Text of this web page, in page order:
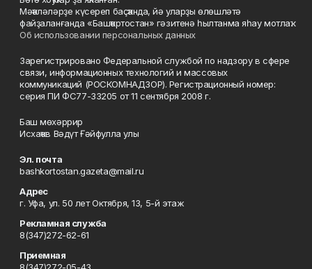
Мәҡәләләрҙе күсереп баҫҡанда, йә уларҙы өлөшләтә
файҙаланғанда «Башҡортостан» гәзитенә һылтанма яһау мотлаҡ.
Об использовании персональных данных
Зарегистрировано Федеральной службой по надзору в сфере
связи, информационных технологий и массовых
коммуникаций (РОСКОМНАДЗОР). Регистрационный номер:
серия ПИ ФС77-33205 от 11 сентября 2008 г.
Баш мөхәррир
Исхаҡов Вәдүт Ғәйфулла улы
Эл. почта
bashkortostan.gazeta@mail.ru
Адрес
г. Уфа, ул. 50 лет Октября, 13, 5-й этаж
Рекламная служба
8(347)272-62-61
Приемная